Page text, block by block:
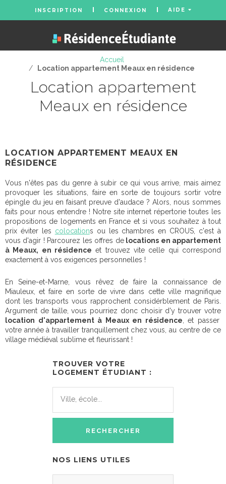
INSCRIPTION CONNEXION AIDE
Accueil
/
Location appartement Meaux en résidence
Location appartement
Meaux en résidence
LOCATION APPARTEMENT MEAUX EN
RÉSIDENCE
Vous n'êtes pas du genre à subir ce qui vous arrive, mais aimez
provoquer les situations, faire en sorte de toujours sortir votre
épingle du jeu en faisant preuve d'audace ? Alors, nous sommes
faits pour nous entendre ! Notre site internet répertorie toutes les
propositions de logements en France et si vous souhaitez à tout
prix éviter les colocations ou les chambres en CROUS, c'est à
vous d'agir ! Parcourez les offres delocations en appartement
à Meaux, en résidence et trouvez vite celle qui correspond
exactement à vos exigences personnelles !
En Seine-et-Marne, vous rêvez de faire la connaissance de
Miauleux, et faire en sorte de vivre dans cette ville magnifique
dont les transports vous rapprochent considérblement de Paris.
Argument de taille, vous pourriez donc choisir d'y trouver votre
location d'appartement à Meaux en résidence , et passer
votre année à travailler tranquillement chez vous, au centre de ce
village médiéval sublime et fleurissant !
TROUVER VOTRE
LOGEMENT ÉTUDIANT :
NOS LIENS UTILES